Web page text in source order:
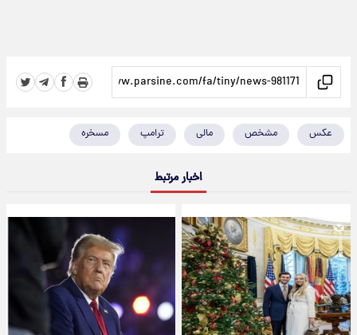
عکس مشخص مالی ترامپ مسخره
اخبار مرتبط